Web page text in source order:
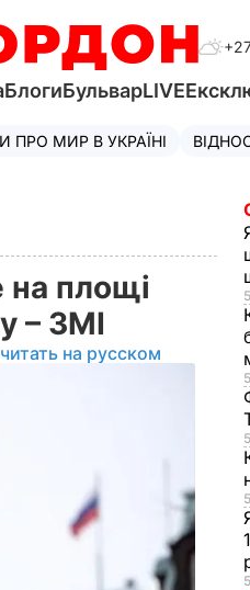
БлогиБульварLIVE
ПРО МИР В УКРАЇНІ
на площі
– ЗМІ
на русском